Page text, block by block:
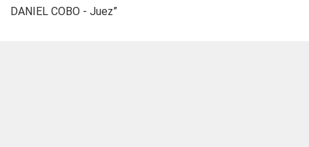
DANIEL COBO - Juez”